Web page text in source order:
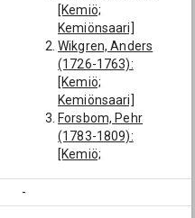
[Kemiö;
Kemiönsaari]
Wikgren, Anders
(1726-1763):
[Kemiö;
Kemiönsaari]
Forsbom, Pehr
(1783-1809):
[Kemiö;
Johan (1741-1760):
-